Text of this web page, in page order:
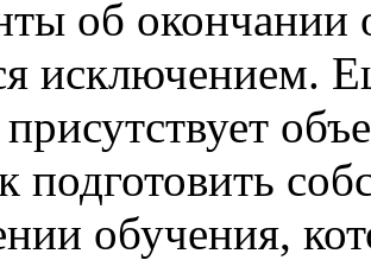
об окончании
исключением.
присутствует
подготовить
обучения,